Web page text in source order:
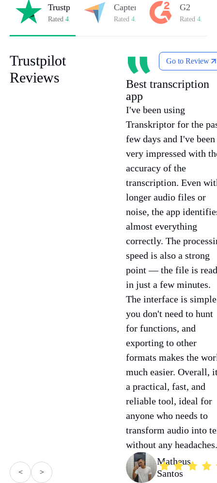
Przetłumacz na 100+ języków
Dostępne w przeglądarce internetowej, iOS i
Android
Synchronizuj transkrypcje między
urządzeniami
Trustpilot
Rated 4.8/5 on Trustpilot
Capterra
Rated 4.8/5 on Capterra
G2
Rated 4.7/5
Trustpilot
Reviews
< >
Go to Review
Best transcription
app
I've been using
Transkriptor for the
few days and I've been
very impressed with
accuracy of the
transcription. Even
longer audio files or
noise, the app
almost everything
correctly. The
speed is also a strong
point — the file is
in just a few minutes.
The interface is
you don't need to hunt
for functions, and
exporting to other
formats makes the
much easier. Overall,
a practical, fast, and
reliable tool, ideal for
anyone who needs to
transform audio into
without any headaches.
Matheus
Santos